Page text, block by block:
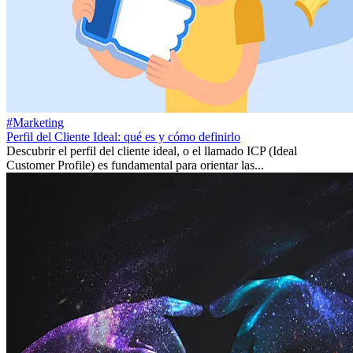
#Marketing
Perfil del Cliente Ideal: qué es y cómo definirlo
Descubrir el perfil del cliente ideal, o el llamado ICP (Ideal
Customer Profile) es fundamental para orientar las...